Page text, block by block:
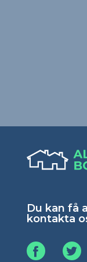
Du kan få
kontakta